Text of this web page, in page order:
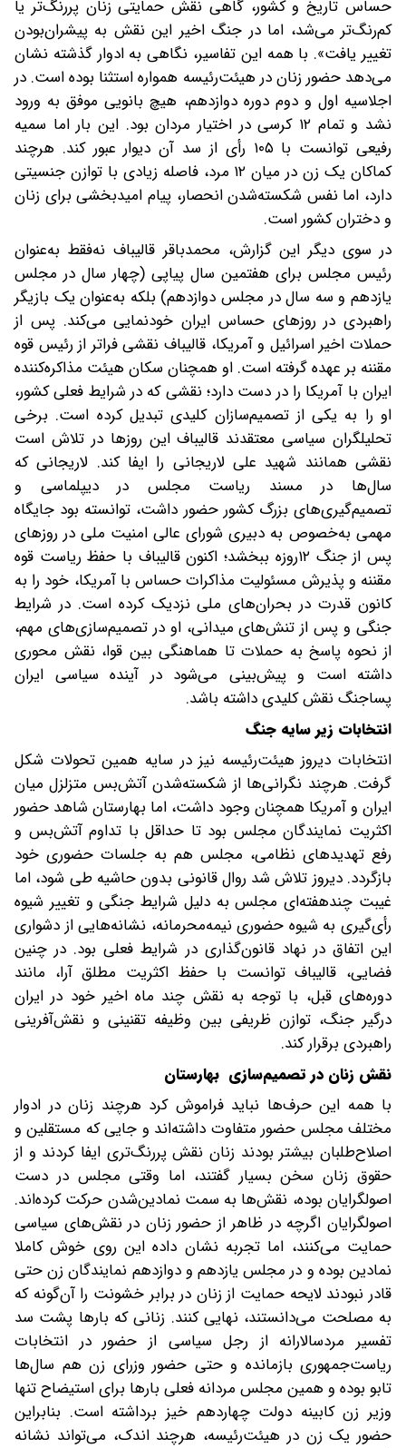
حساس تاریخ و کشور، گاهی نقش حمایتی زنان پررنگ‌تر یا
کم‌رنگ‌تر می‌شد، اما در جنگ اخیر این نقش به پیشران‌بودن
تغییر یافت». با همه این تفاسیر، نگاهی به ادوار گذشته نشان
می‌دهد حضور زنان در هیئت‌رئیسه همواره استثنا بوده است. در
اجلاسیه اول و دوم دوره دوازدهم، هیچ بانویی موفق به ورود
نشد و تمام ۱۲ کرسی در اختیار مردان بود. این بار اما سمیه
رفیعی توانست با ۱۰۵ رأی از سد آن دیوار عبور کند. هرچند
کماکان یک زن در میان ۱۲ مرد، فاصله زیادی با توازن جنسیتی
دارد، اما نفس شکسته‌شدن انحصار، پیام امیدبخشی برای زنان
و دختران کشور است.
در سوی دیگر این گزارش، محمدباقر قالیباف نه‌فقط به‌عنوان
رئیس مجلس برای هفتمین سال پیاپی (چهار سال در مجلس
یازدهم و سه سال در مجلس دوازدهم) بلکه به‌‌عنوان یک بازیگر
راهبردی در روزهای حساس ایران خودنمایی می‌کند. پس از
حملات اخیر اسرائیل و آمریکا، قالیباف نقشی فراتر از رئیس قوه
مقننه بر عهده گرفته است. او همچنان سکان هیئت مذاکره‌کننده
ایران با آمریکا را در دست دارد؛ نقشی که در شرایط فعلی کشور،
او را به یکی از تصمیم‌سازان کلیدی تبدیل کرده است. برخی
تحلیلگران سیاسی معتقدند قالیباف این روزها در تلاش است
نقشی همانند شهید علی لاریجانی را ایفا کند. لاریجانی که
سال‌ها در مسند ریاست مجلس در دیپلماسی و
تصمیم‌گیری‌های بزرگ کشور حضور داشت، توانسته بود جایگاه
مهمی به‌خصوص به دبیری شورای عالی امنیت ملی در روزهای
پس از جنگ ۱۲روزه ببخشد؛ اکنون قالیباف با حفظ ریاست قوه
مقننه و پذیرش مسئولیت مذاکرات حساس با آمریکا، خود را به
کانون قدرت در بحران‌های ملی نزدیک کرده است. در شرایط
جنگی و پس از تنش‌های میدانی، او در تصمیم‌سازی‌های مهم،
از نحوه پاسخ به حملات تا هماهنگی بین قوا، نقش محوری
داشته است و پیش‌بینی می‌شود در آینده سیاسی ایران
پساجنگ‌ نقش کلیدی داشته باشد.
انتخابات زیر سایه جنگ
انتخابات دیروز هیئت‌رئیسه نیز در سایه همین تحولات شکل
گرفت. هرچند نگرانی‌ها از شکسته‌شدن آتش‌بس متزلزل میان
ایران و آمریکا همچنان وجود داشت، اما بهارستان شاهد حضور
اکثریت نمایندگان مجلس بود تا حداقل با تداوم آتش‌بس و
رفع تهدیدهای نظامی، مجلس هم به جلسات حضوری خود
بازگردد. دیروز تلاش شد روال قانونی بدون حاشیه طی شود، اما
غیبت چندهفته‌ای مجلس به دلیل شرایط جنگی و تغییر شیوه
رأی‌گیری به شیوه حضوری نیمه‌محرمانه، نشانه‌هایی از دشواری
این اتفاق در نهاد قانون‌گذاری در شرایط فعلی بود. در چنین
فضایی، قالیباف توانست با حفظ اکثریت مطلق آرا، ‌مانند
دوره‌های قبل، با توجه به نقش چند ماه اخیر خود در ایران
درگیر جنگ، توازن ظریفی بین وظیفه تقنینی و نقش‌آفرینی
راهبردی برقرار کند.
نقش زنان در تصمیم‌سازی ‌ بهارستان
با همه این حرف‌ها نباید فراموش کرد هرچند زنان در ادوار
مختلف مجلس حضور متفاوت داشته‌اند و جایی که مستقلین و
اصلاح‌طلبان بیشتر بودند زنان نقش پر‌رنگ‌تری ایفا کردند و از
حقوق زنان سخن بسیار گفتند، اما وقتی مجلس در دست
اصولگرایان بوده، نقش‌ها به سمت نمادین‌شدن حرکت کرده‌اند.
اصولگرایان اگرچه در ظاهر از حضور زنان در نقش‌های سیاسی
حمایت می‌کنند، اما تجربه نشان داده این روی خوش کاملا
نمادین بوده و در مجلس یازدهم و دوازدهم نمایندگان زن حتی
قادر نبودند لایحه حمایت از زنان در برابر خشونت را آن‌گونه که
به مصلحت می‌دانستند، نهایی کنند. زنانی که بارها پشت سد
تفسیر مردسالارانه از رجل سیاسی از حضور در انتخابات
ریاست‌جمهوری بازمانده و حتی حضور وزرای زن هم سال‌ها
تابو بوده و همین مجلس مردانه فعلی بارها برای استیضاح تنها
وزیر زن کابینه دولت چهاردهم خیز برداشته است. بنابراین
حضور یک زن در هیئت‌رئیسه، هرچند اندک، می‌تواند نشانه